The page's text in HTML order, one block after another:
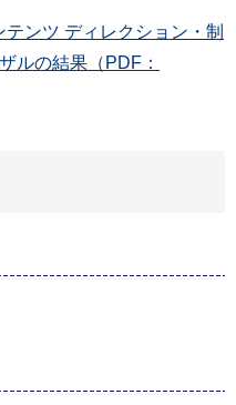
ンツ ディレクション・制
ルの結果（PDF：